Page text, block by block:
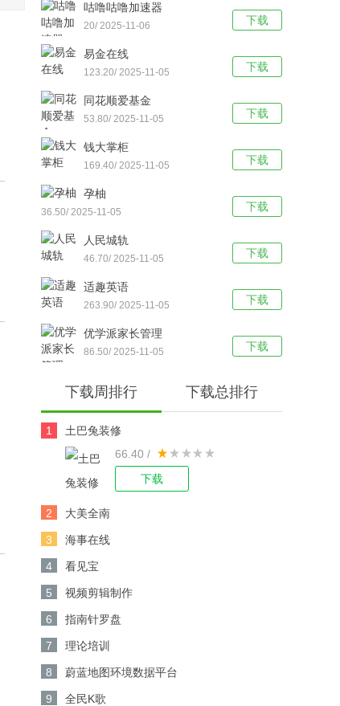
下载
咕噜咕噜加速器
20/ 2025-11-06
下载
易金在线
123.20/ 2025-11-05
下载
同花顺爱基金
53.80/ 2025-11-05
下载
钱大掌柜
169.40/ 2025-11-05
下载
孕柚
36.50/ 2025-11-05
下载
人民城轨
46.70/ 2025-11-05
下载
适趣英语
263.90/ 2025-11-05
下载
优学派家长管理
86.50/ 2025-11-05
下载周排行 下载总排行
1
土巴兔装修
66.40 /
下载
2 大美全南
3 海事在线
4 看见宝
5 视频剪辑制作
6 指南针罗盘
7 理论培训
8 蔚蓝地图环境数据平台
9 全民K歌